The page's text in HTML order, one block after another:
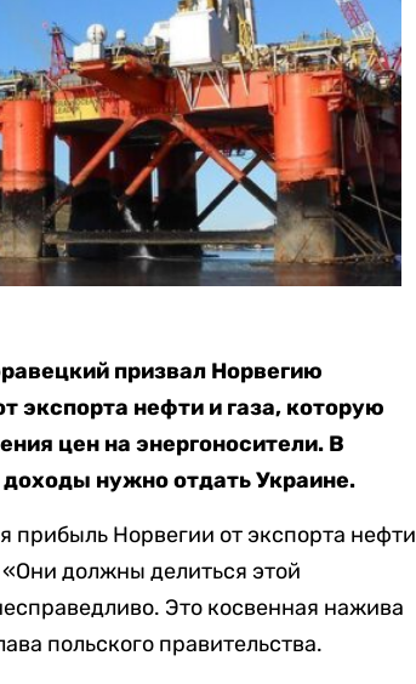
призвал Норвегию
экспорта нефти и газа, которую
цен на энергоносители. В
доходы нужно отдать Украине.
прибыль Норвегии от экспорта нефти
должны делиться этой
Это косвенная нажива
польского правительства.